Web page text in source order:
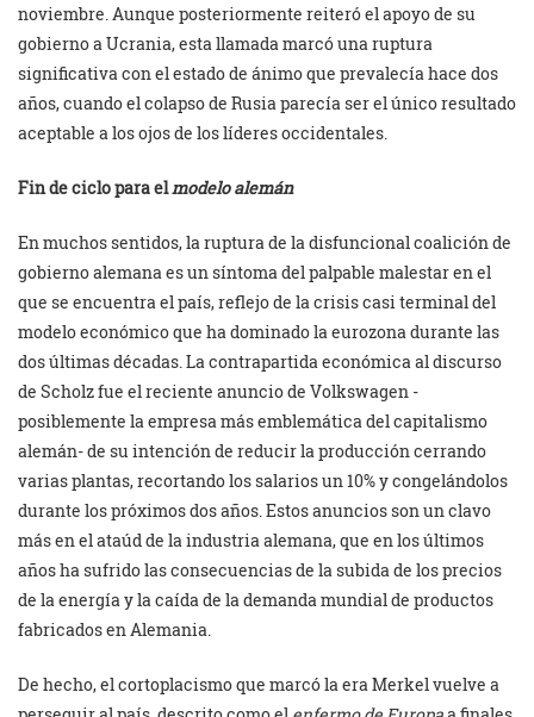
noviembre. Aunque posteriormente reiteró el apoyo de su
gobierno a Ucrania, esta llamada marcó una ruptura
significativa con el estado de ánimo que prevalecía hace dos
años, cuando el colapso de Rusia parecía ser el único resultado
aceptable a los ojos de los líderes occidentales.
Fin de ciclo para elmodelo alemán
En muchos sentidos, la ruptura de la disfuncional coalición de
gobierno alemana es un síntoma del palpable malestar en el
que se encuentra el país, reflejo de la crisis casi terminal del
modelo económico que ha dominado la eurozona durante las
dos últimas décadas. La contrapartida económica al discurso
de Scholz fue el reciente anuncio de Volkswagen -
posiblemente la empresa más emblemática del capitalismo
alemán- de su intención de reducir la producción cerrando
varias plantas, recortando los salarios un 10% y congelándolos
durante los próximos dos años. Estos anuncios son un clavo
más en el ataúd de la industria alemana, que en los últimos
años ha sufrido las consecuencias de la subida de los precios
de la energía y la caída de la demanda mundial de productos
fabricados en Alemania.
De hecho, el cortoplacismo que marcó la era Merkel vuelve a